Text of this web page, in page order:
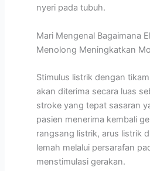
nyeri pada tubuh.
Mari Mengenal Bagaimana
Menolong Meningkatkan
Stimulus listrik dengan
akan diterima secara luas
stroke yang tepat sasaran
pasien menerima kembali
rangsang listrik, arus listrik
lemah melalui persarafan
menstimulasi gerakan.